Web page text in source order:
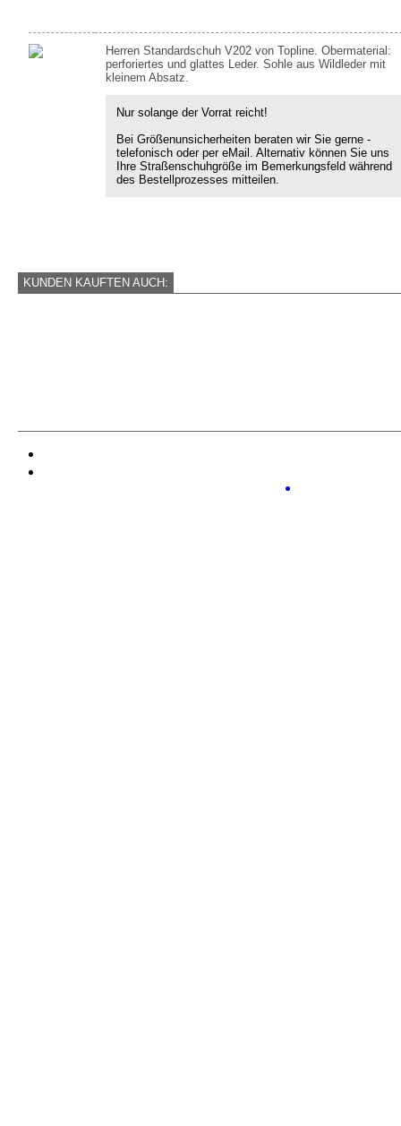
Herren Standardschuh V202 von Topline. Obermaterial:
perforiertes und glattes Leder. Sohle aus Wildleder mit
kleinem Absatz.
Nur solange der Vorrat reicht!
Bei Größenunsicherheiten beraten wir Sie gerne -
telefonisch oder per eMail. Alternativ können Sie uns
Ihre Straßenschuhgröße im Bemerkungsfeld während
des Bestellprozesses mitteilen.
KUNDEN KAUFTEN AUCH: